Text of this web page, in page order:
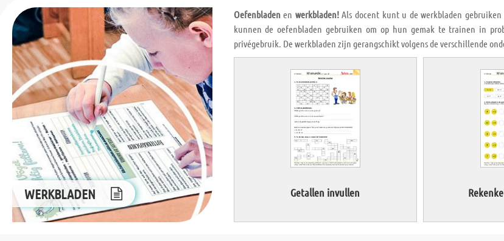
WERKBLADEN
Oefenbladenen werkbladen!Als docent kunt u de werkbladen
kunnen de oefenbladen gebruiken om op hun gemak te trainen in
privégebruik. De werkbladen zijn gerangschikt volgens de verschillende
Getallen invullen